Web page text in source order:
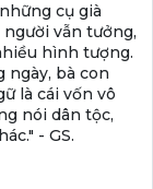
cụ già
vẫn tưởng,
hình tượng.
ngày, bà con
là cái vốn vô
nói dân tộc,
- GS.